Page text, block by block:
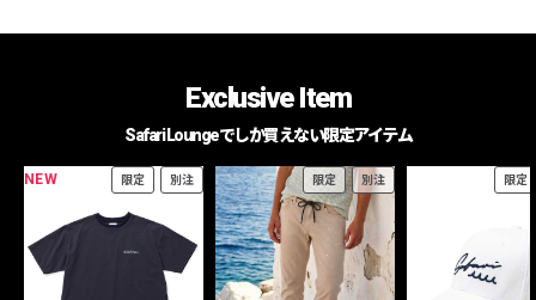
Exclusive Item
Safari Loungeでしか買えない限定アイテム
NEW 限定 別注 限定 別注 限定